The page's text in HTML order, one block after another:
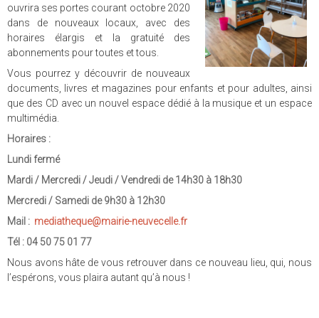
ouvrira ses portes courant octobre 2020
dans de nouveaux locaux, avec des
horaires élargis et la gratuité des
abonnements pour toutes et tous.
Vous pourrez y découvrir de nouveaux
documents, livres et magazines pour enfants et pour adultes, ainsi
que des CD avec un nouvel espace dédié à la musique et un espace
multimédia.
Horaires :
Lundi fermé
Mardi / Mercredi / Jeudi / Vendredi de 14h30 à 18h30
Mercredi / Samedi de 9h30 à 12h30
Mail : mediatheque@mairie-neuvecelle.fr
Tél : 04 50 75 01 77
Nous avons hâte de vous retrouver dans ce nouveau lieu, qui, nous
l’espérons, vous plaira autant qu’à nous !